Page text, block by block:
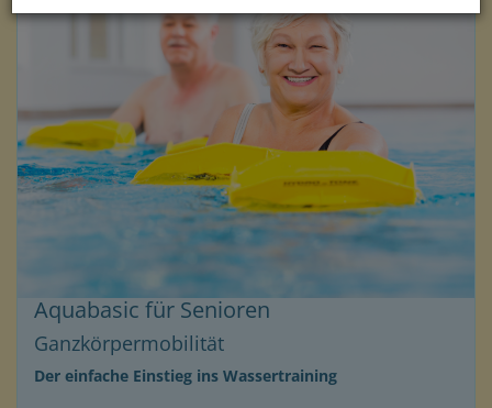
Aquabasic für Senioren
Ganzkörpermobilität
Der einfache Einstieg ins Wassertraining